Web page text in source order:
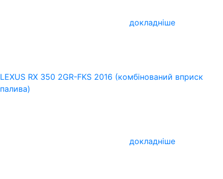
докладніше
LEXUS RX 350 2GR-FKS 2016 (комбінований вприск
палива)
докладніше